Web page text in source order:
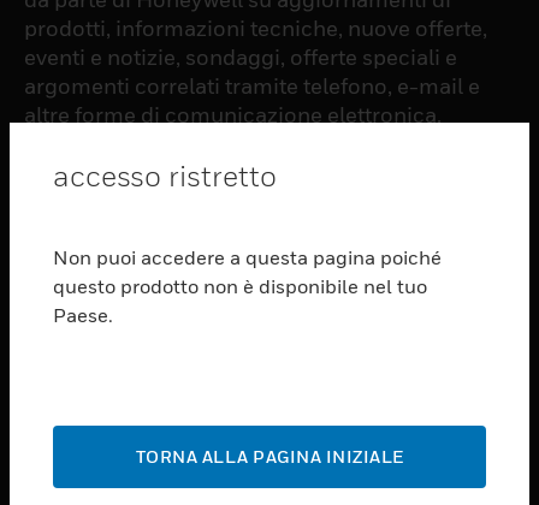
prodotti, informazioni tecniche, nuove offerte,
eventi e notizie, sondaggi, offerte speciali e
argomenti correlati tramite telefono, e-mail e
altre forme di comunicazione elettronica.
ISCRIZIONE
PRODUCTS
toggle view
accesso ristretto
Non puoi accedere a questa pagina poiché
questo prodotto non è disponibile nel tuo
Paese.
TORNA ALLA PAGINA INIZIALE